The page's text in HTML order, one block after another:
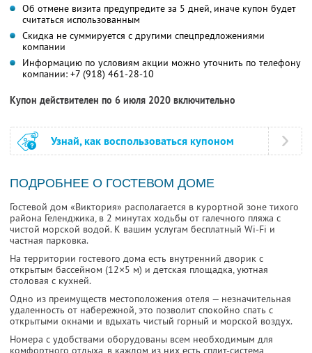
Об отмене визита предупредите за 5 дней, иначе купон будет
считаться использованным
Скидка не суммируется с другими спецпредложениями
компании
Информацию по условиям акции можно уточнить по телефону
компании: +7 (918) 461-28-10
Купон действителен по 6 июля 2020 включительно
Узнай, как воспользоваться купоном
ПОДРОБНЕЕ О ГОСТЕВОМ ДОМЕ
Гостевой дом «Виктория» располагается в курортной зоне тихого
района Геленджика, в 2 минутах ходьбы от галечного пляжа с
чистой морской водой. К вашим услугам бесплатный Wi-Fi и
частная парковка.
На территории гостевого дома есть внутренний дворик с
открытым бассейном (12×5 м) и детская площадка, уютная
столовая с кухней.
Одно из преимуществ местоположения отеля — незначительная
удаленность от набережной, это позволит спокойно спать с
открытыми окнами и вдыхать чистый горный и морской воздух.
Номера с удобствами оборудованы всем необходимым для
комфортного отдыха, в каждом из них есть сплит-система,